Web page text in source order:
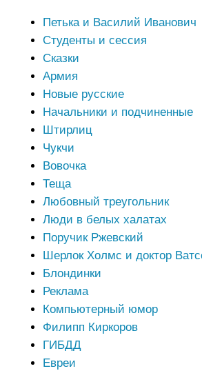
Петька и Василий Иванович
Студенты и сессия
Сказки
Армия
Новые русские
Начальники и подчиненные
Штирлиц
Чукчи
Вовочка
Теща
Любовный треугольник
Люди в белых халатах
Поручик Ржевский
Шерлок Холмс и доктор
Блондинки
Реклама
Компьютерный юмор
Филипп Киркоров
ГИБДД
Евреи